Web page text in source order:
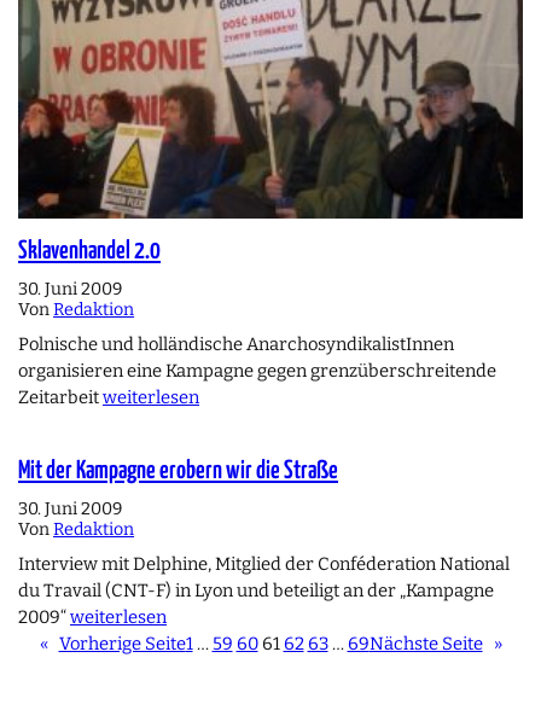
Sklavenhandel 2.0
30. Juni 2009
VonRedaktion
Polnische und holländische AnarchosyndikalistInnen
organisieren eine Kampagne gegen grenzüberschreitende
Zeitarbeitweiterlesen
Mit der Kampagne erobern wir die Straße
30. Juni 2009
VonRedaktion
Interview mit Delphine, Mitglied der Conféderation National
du Travail (CNT-F) in Lyon und beteiligt an der „Kampagne
2009“weiterlesen
« Vorherige Seite1…59 60 61 62 63… 69Nächste Seite »